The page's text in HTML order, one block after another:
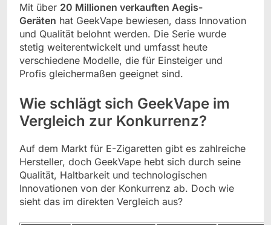
Mit über 20 Millionen verkauften Aegis-
Geräten hat GeekVape bewiesen, dass Innovation
und Qualität belohnt werden. Die Serie wurde
stetig weiterentwickelt und umfasst heute
verschiedene Modelle, die für Einsteiger und
Profis gleichermaßen geeignet sind.
Wie schlägt sich GeekVape im
Vergleich zur Konkurrenz?
Auf dem Markt für E-Zigaretten gibt es zahlreiche
Hersteller, doch GeekVape hebt sich durch seine
Qualität, Haltbarkeit und technologischen
Innovationen von der Konkurrenz ab. Doch wie
sieht das im direkten Vergleich aus?